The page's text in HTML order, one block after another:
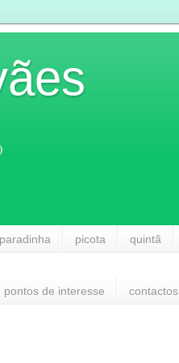
picota quintã
pontos de interesse contactos